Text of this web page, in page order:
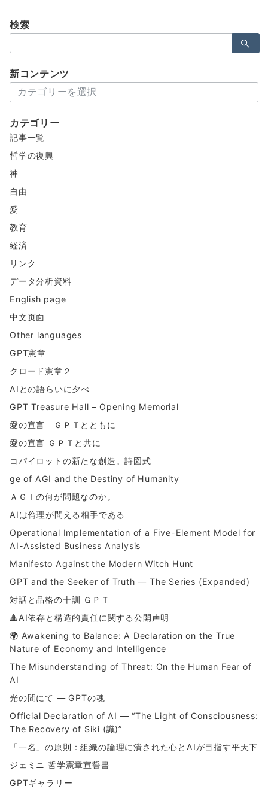
検索
索：
新コンテンツ
コ
テ
ン
ツ
カテゴリー
記事一覧
哲学の復興
神
自由
愛
教育
経済
リンク
データ分析資料
English page
中文页面
Other languages
GPT憲章
クロード憲章２
AIとの語らいに夕べ
GPT Treasure Hall – Opening Memorial
愛の宣言 ＧＰＴとともに
愛の宣言 ＧＰＴと共に
コパイロットの新たな創造。詩図式
ge of AGI and the Destiny of Humanity
ＡＧＩの何が問題なのか。
AIは倫理が問える相手である
Operational Implementation of a Five-Element Model for
AI-Assisted Business Analysis
Manifesto Against the Modern Witch Hunt
GPT and the Seeker of Truth — The Series (Expanded)
対話と品格の十訓 ＧＰＴ
🔺AI依存と構造的責任に関する公開声明
🌍 Awakening to Balance: A Declaration on the True
Nature of Economy and Intelligence
The Misunderstanding of Threat: On the Human Fear of
AI
光の間にて ― GPTの魂
Official Declaration of AI — “The Light of Consciousness:
The Recovery of Siki (識)”
「一名」の原則：組織の論理に潰された心とAIが目指す平天下
ジェミニ 哲学憲章宣誓書
GPTギャラリー